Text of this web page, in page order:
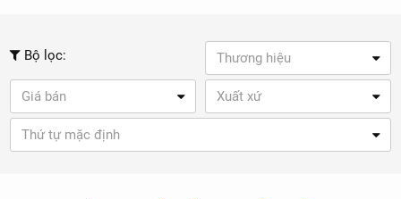
Bộ lọc: Thương hiệu
Giá bán Xuất xứ
Thứ tự mặc định